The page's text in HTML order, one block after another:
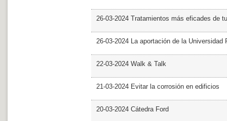
26-03-2024 Tratamientos más eficades de
26-03-2024 La aportación de la Universidad
22-03-2024 Walk & Talk
21-03-2024 Evitar la corrosión en edificios
20-03-2024 Cátedra Ford